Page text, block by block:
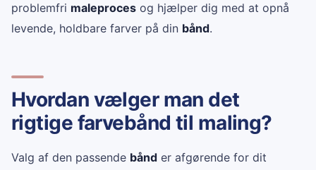
problemfri maleproces og hjælper dig med at opnå
levende, holdbare farver på din bånd.
Hvordan vælger man det
rigtige farvebånd til maling?
Valg af den passende bånd er afgørende for dit